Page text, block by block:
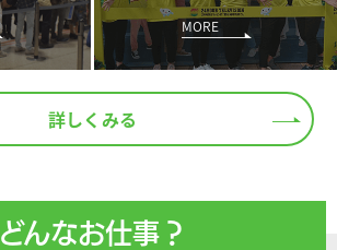
MORE
詳しくみる
どんなお仕事？